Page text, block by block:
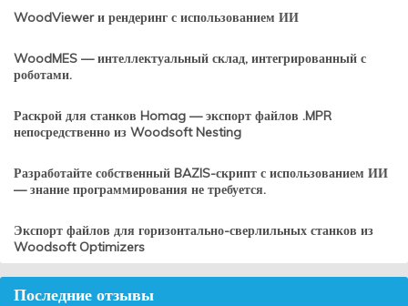
WoodViewer и рендеринг с использованием ИИ
WoodMES — интеллектуальный склад, интегрированный с
роботами.
Раскрой для станков Homag — экспорт файлов .MPR
непосредственно из Woodsoft Nesting
Разработайте собственный BAZIS-скрипт с использованием ИИ
— знание программирования не требуется.
Экспорт файлов для горизонтально-сверлильных станков из
Woodsoft Optimizers
Последние отзывы